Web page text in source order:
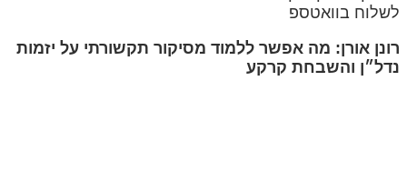
לשלוח בוואטספ
רונן אורן: מה אפשר ללמוד מסיקור תקשורתי על יזמות
נדל״ן והשבחת קרקע